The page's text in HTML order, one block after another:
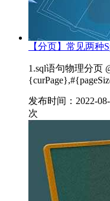
【分页】常见两种
1.sql语句物理分页
发布时间：2022-
次